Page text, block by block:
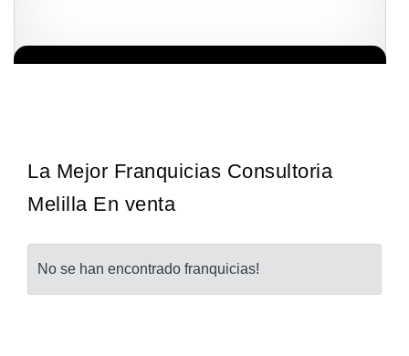
La Mejor Franquicias Consultoria
Melilla En venta
No se han encontrado franquicias!